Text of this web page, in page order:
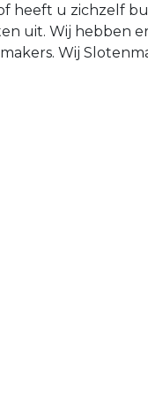
heeft u zichzelf
uit. Wij hebben
Wij